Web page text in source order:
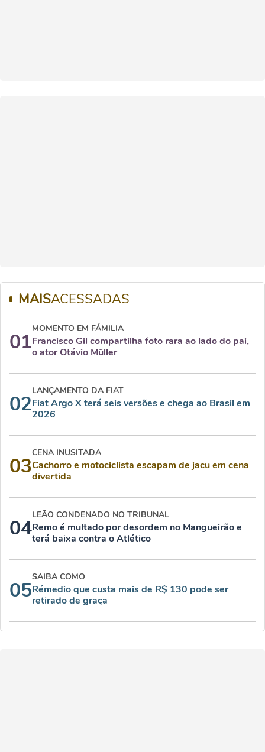
MAISACESSADAS
01
MOMENTO EM FÁMILIA
Francisco Gil compartilha foto rara ao lado do pai,
o ator Otávio Müller
02
LANÇAMENTO DA FIAT
Fiat Argo X terá seis versões e chega ao Brasil em
2026
03
CENA INUSITADA
Cachorro e motociclista escapam de jacu em cena
divertida
04
LEÃO CONDENADO NO TRIBUNAL
Remo é multado por desordem no Mangueirão e
terá baixa contra o Atlético
05
SAIBA COMO
Rémedio que custa mais de R$ 130 pode ser
retirado de graça